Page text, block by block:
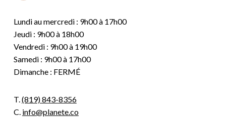
Lundi au mercredi : 9h00 à 17h00
Jeudi : 9h00 à 18h00
Vendredi : 9h00 à 19h00
Samedi : 9h00 à 17h00
Dimanche : FERMÉ
T.(819) 843-8356
C. info@planete.co